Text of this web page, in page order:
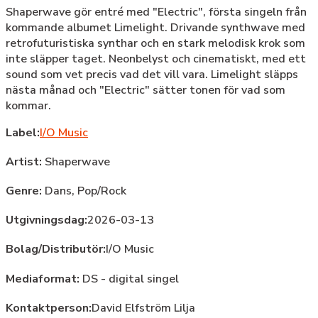
Shaperwave gör entré med "Electric", första singeln från
kommande albumet Limelight. Drivande synthwave med
retrofuturistiska synthar och en stark melodisk krok som
inte släpper taget. Neonbelyst och cinematiskt, med ett
sound som vet precis vad det vill vara. Limelight släpps
nästa månad och "Electric" sätter tonen för vad som
kommar.
Label:I/O Music
Artist: Shaperwave
Genre: Dans, Pop/Rock
Utgivningsdag:2026-03-13
Bolag/Distributör:I/O Music
Mediaformat: DS - digital singel
Kontaktperson:David Elfström Lilja